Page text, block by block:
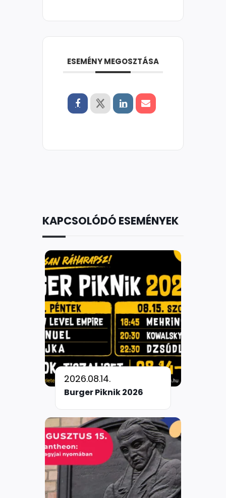
ESEMÉNY MEGOSZTÁSA
KAPCSOLÓDÓ ESEMÉNYEK
2026.08.14.
Burger Piknik 2026